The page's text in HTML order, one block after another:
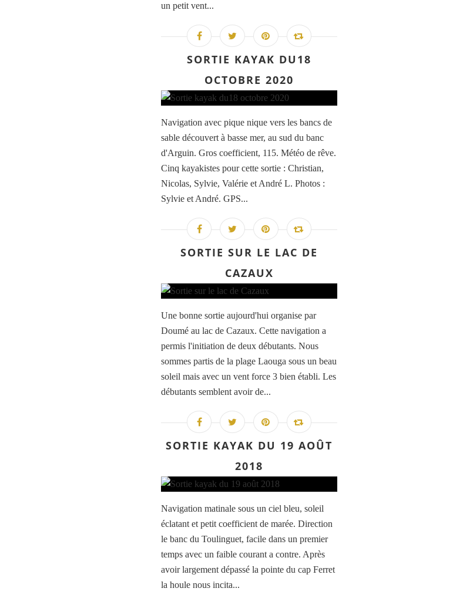
un petit vent...
SORTIE KAYAK DU18
OCTOBRE 2020
Navigation avec pique nique vers les bancs de
sable découvert à basse mer, au sud du banc
d'Arguin. Gros coefficient, 115. Météo de rêve.
Cinq kayakistes pour cette sortie : Christian,
Nicolas, Sylvie, Valérie et André L. Photos :
Sylvie et André. GPS...
SORTIE SUR LE LAC DE
CAZAUX
Une bonne sortie aujourd'hui organise par
Doumé au lac de Cazaux. Cette navigation a
permis l'initiation de deux débutants. Nous
sommes partis de la plage Laouga sous un beau
soleil mais avec un vent force 3 bien établi. Les
débutants semblent avoir de...
SORTIE KAYAK DU 19 AOÛT
2018
Navigation matinale sous un ciel bleu, soleil
éclatant et petit coefficient de marée. Direction
le banc du Toulinguet, facile dans un premier
temps avec un faible courant a contre. Après
avoir largement dépassé la pointe du cap Ferret
la houle nous incita...